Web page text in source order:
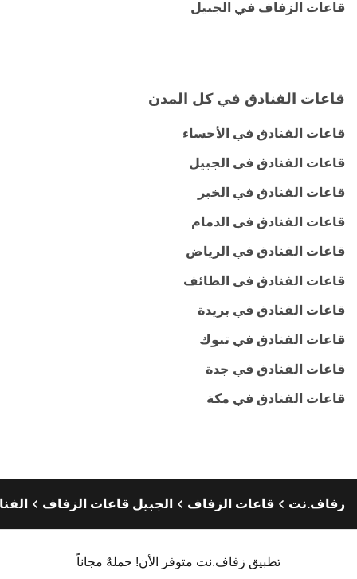
قاعات الزفاف في الجبيل
قاعات الفنادق في كل المدن
قاعات الفنادق في الأحساء
قاعات الفنادق في الجبيل
قاعات الفنادق في الخبر
قاعات الفنادق في الدمام
قاعات الفنادق في الرياض
قاعات الفنادق في الطائف
قاعات الفنادق في بريدة
قاعات الفنادق في تبوك
قاعات الفنادق في جدة
قاعات الفنادق في مكة
زفاف.نت قاعات الزفاف الجبيل قاعات الزفاف
تطبيق زفاف.نت متوفر الأن! حملهٌ مجاناً